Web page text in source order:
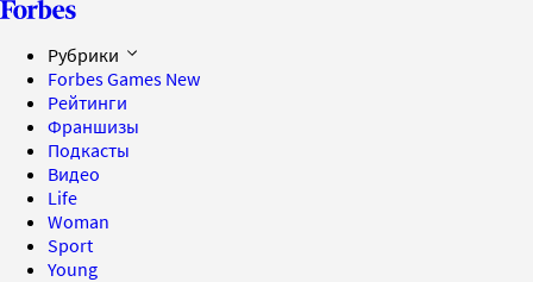
Рубрики
Forbes Games New
Рейтинги
Франшизы
Подкасты
Видео
Life
Woman
Sport
Young